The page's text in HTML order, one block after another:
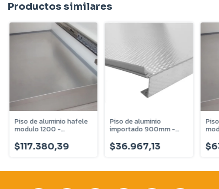
Productos similares
Piso de aluminio hafele
modulo 1200 -
$117.380,39
Piso de aluminio
importado 900mm -
$36.967,13